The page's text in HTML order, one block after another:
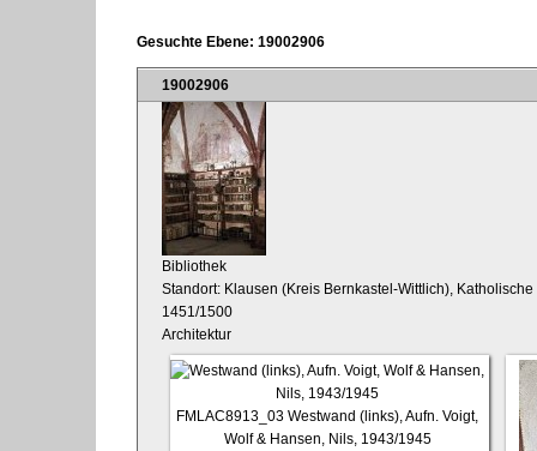
Gesuchte Ebene: 19002906
19002906
Bibliothek
Standort: Klausen (Kreis Bernkastel-Wittlich),
1451/1500
Architektur
FMLAC8913_03 Westwand (links), Aufn. Voigt,
Wolf & Hansen, Nils, 1943/1945